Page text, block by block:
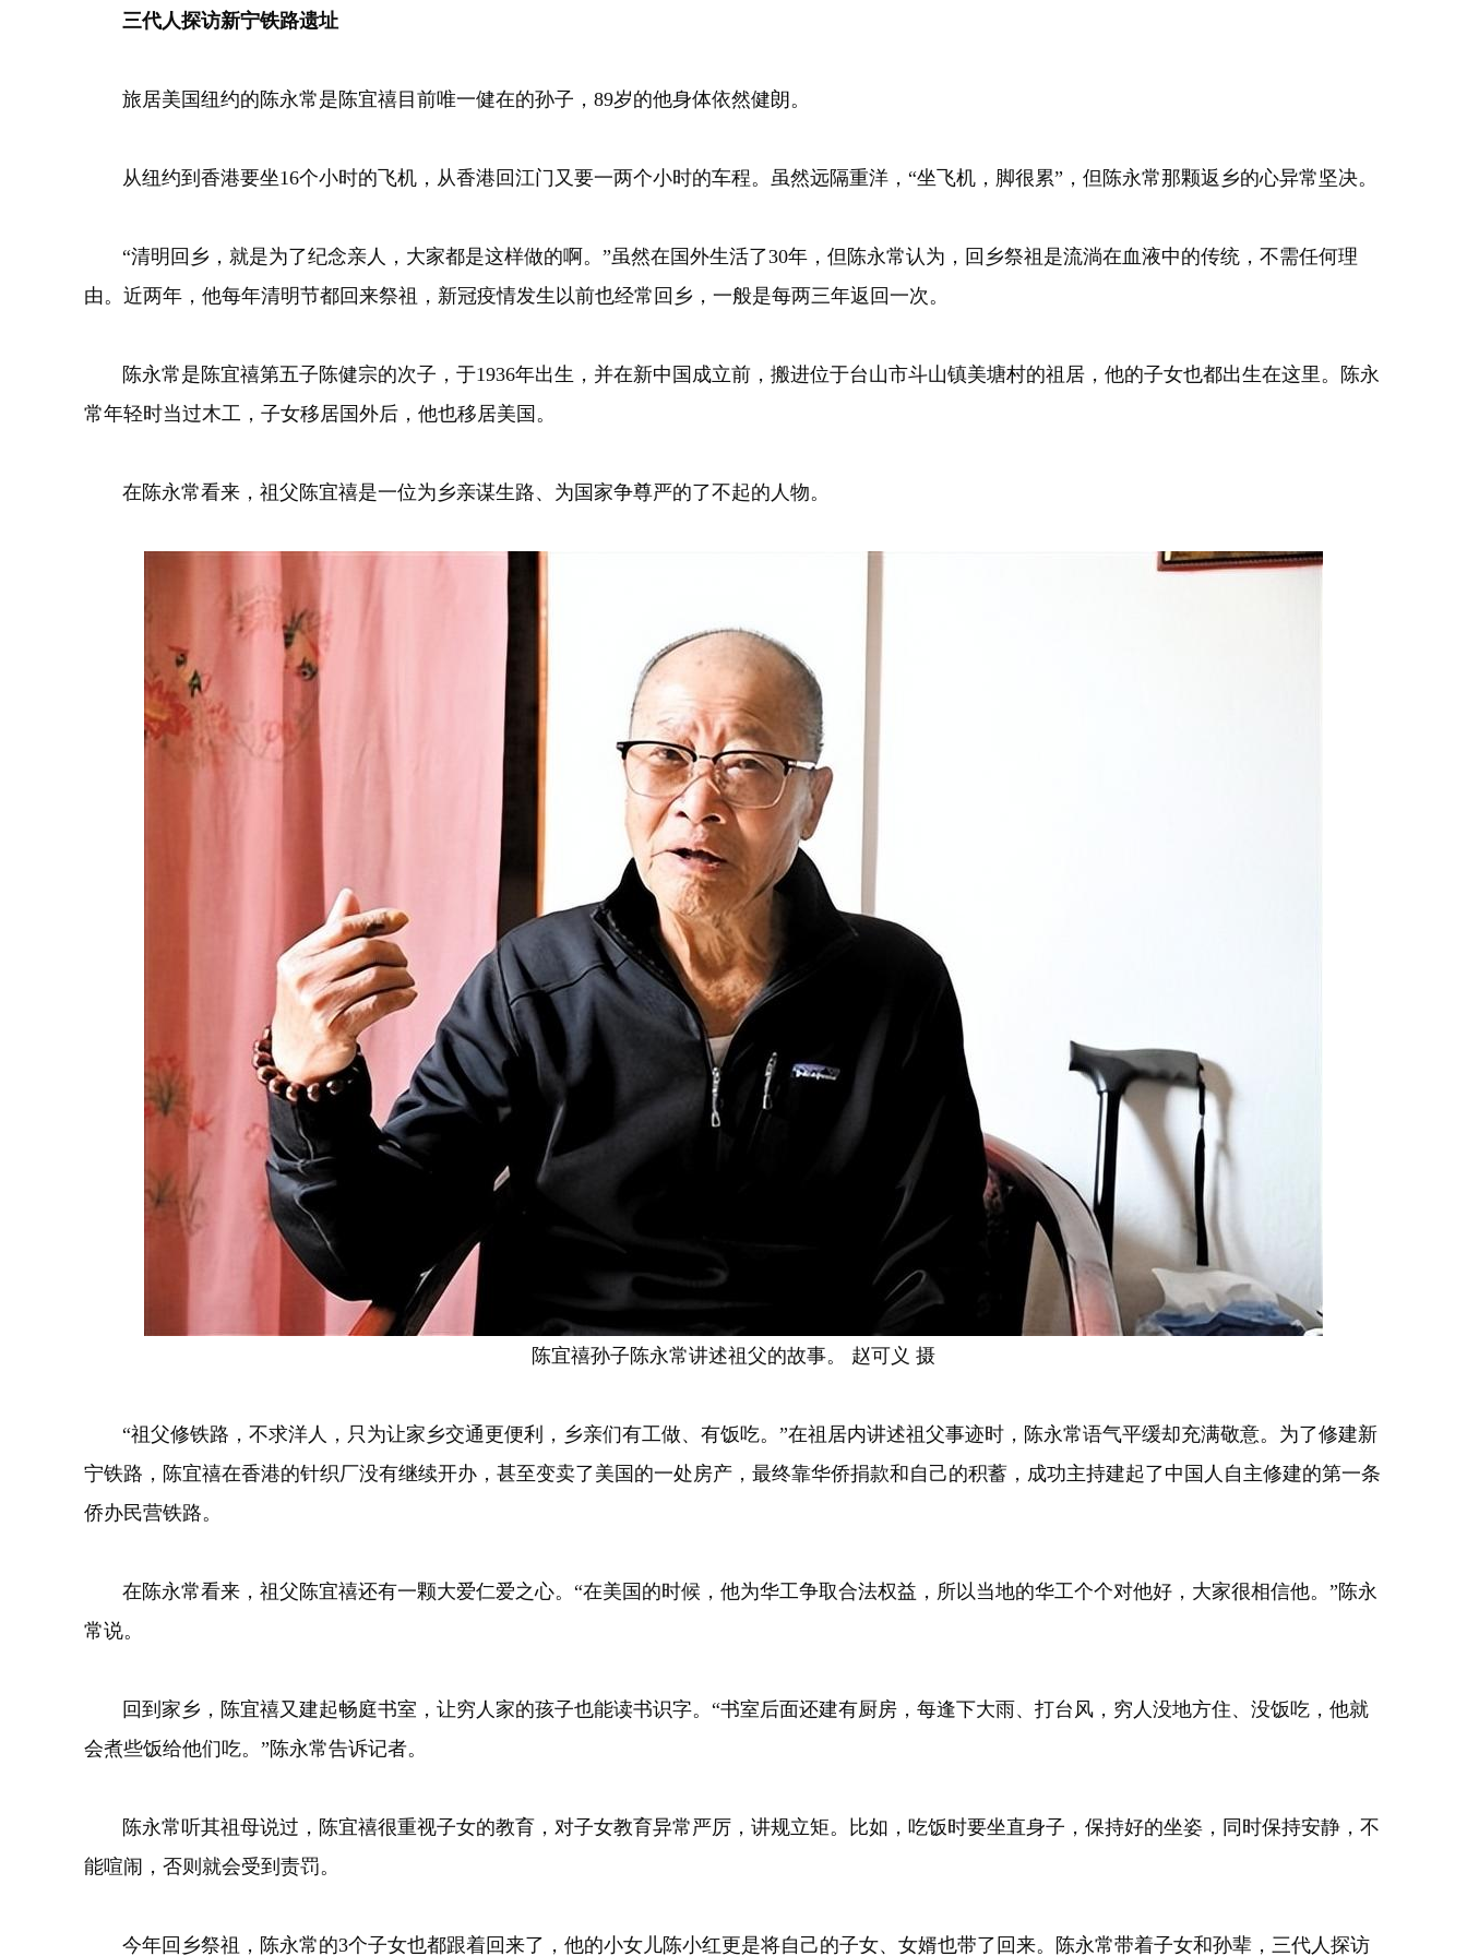
三代人探访新宁铁路遗址
旅居美国纽约的陈永常是陈宜禧目前唯一健在的孙子，89岁的他身体依然健朗。
从纽约到香港要坐16个小时的飞机，从香港回江门又要一两个小时的车程。虽然远隔重洋，“坐飞机，脚很累”，但陈永常那颗返乡的心异常坚决。
“清明回乡，就是为了纪念亲人，大家都是这样做的啊。”虽然在国外生活了30年，但陈永常认为，回乡祭祖是流淌在血液中的传统，不需任何理
由。近两年，他每年清明节都回来祭祖，新冠疫情发生以前也经常回乡，一般是每两三年返回一次。
陈永常是陈宜禧第五子陈健宗的次子，于1936年出生，并在新中国成立前，搬进位于台山市斗山镇美塘村的祖居，他的子女也都出生在这里。陈永
常年轻时当过木工，子女移居国外后，他也移居美国。
在陈永常看来，祖父陈宜禧是一位为乡亲谋生路、为国家争尊严的了不起的人物。
陈宜禧孙子陈永常讲述祖父的故事。 赵可义 摄
“祖父修铁路，不求洋人，只为让家乡交通更便利，乡亲们有工做、有饭吃。”在祖居内讲述祖父事迹时，陈永常语气平缓却充满敬意。为了修建新
宁铁路，陈宜禧在香港的针织厂没有继续开办，甚至变卖了美国的一处房产，最终靠华侨捐款和自己的积蓄，成功主持建起了中国人自主修建的第一条
侨办民营铁路。
在陈永常看来，祖父陈宜禧还有一颗大爱仁爱之心。“在美国的时候，他为华工争取合法权益，所以当地的华工个个对他好，大家很相信他。”陈永
常说。
回到家乡，陈宜禧又建起畅庭书室，让穷人家的孩子也能读书识字。“书室后面还建有厨房，每逢下大雨、打台风，穷人没地方住、没饭吃，他就
会煮些饭给他们吃。”陈永常告诉记者。
陈永常听其祖母说过，陈宜禧很重视子女的教育，对子女教育异常严厉，讲规立矩。比如，吃饭时要坐直身子，保持好的坐姿，同时保持安静，不
能喧闹，否则就会受到责罚。
今年回乡祭祖，陈永常的3个子女也都跟着回来了，他的小女儿陈小红更是将自己的子女、女婿也带了回来。陈永常带着子女和孙辈，三代人探访